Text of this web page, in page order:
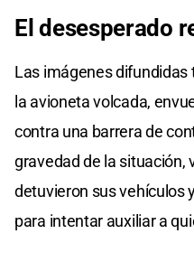
El desesperado
Las imágenes
la avioneta volcada,
contra una barrera de
gravedad de la situación,
detuvieron sus vehículos
para intentar auxiliar a